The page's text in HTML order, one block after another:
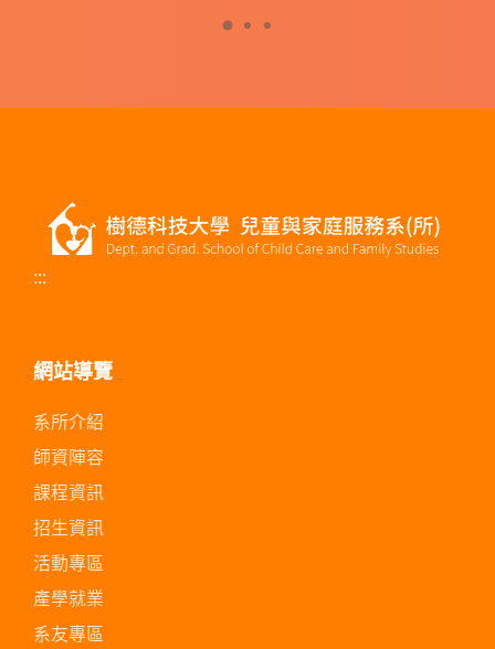
:::
網站導覽
系所介紹
師資陣容
課程資訊
招生資訊
活動專區
產學就業
系友專區